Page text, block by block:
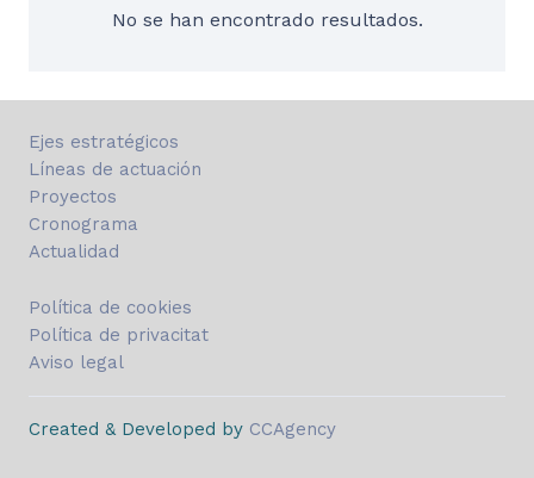
No se han encontrado resultados.
Ejes estratégicos
Líneas de actuación
Proyectos
Cronograma
Actualidad
Política de cookies
Política de privacitat
Aviso legal
Created & Developed by CCAgency